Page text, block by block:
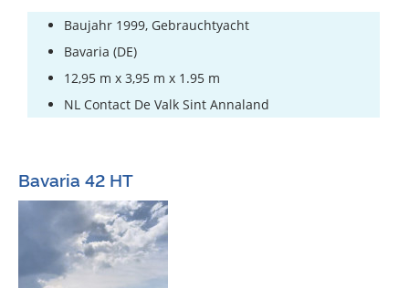
Baujahr 1999, Gebrauchtyacht
Bavaria (DE)
12,95 m x 3,95 m x 1.95 m
NL Contact De Valk Sint Annaland
Bavaria 42 HT